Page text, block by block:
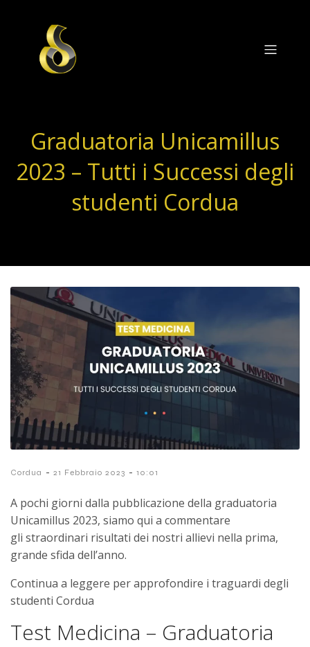
Graduatoria Unicamillus
2023 – Tutti i Successi degli
studenti Cordua
Cordua - 21 Febbraio 2023 - 10:01
A pochi giorni dalla pubblicazione della graduatoria
Unicamillus 2023, siamo qui a commentare
gli straordinari risultati dei nostri allievi nella prima,
grande sfida dell’anno.
Continua a leggere per approfondire i traguardi degli
studenti Cordua
Test Medicina – Graduatoria